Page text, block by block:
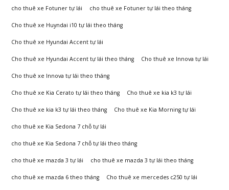
Phương
cho thuê xe Fotuner tự lái cho thuê xe Fotuner tự lái theo tháng
Cho thuê xe Huyndai i10 tự lái theo tháng
Cho thuê xe Hyundai Accent tự lái
Cho thuê xe Hyundai Accent tự lái theo tháng Cho thuê xe Innova tự lái
Cho thuê xe Innova tự lái theo tháng
Cho thuê xe Kia Cerato tự lái theo tháng Cho thuê xe kia k3 tự lái
Cho thuê xe kia k3 tự lái theo tháng Cho thuê xe Kia Morning tự lái
cho thuê xe Kia Sedona 7 chỗ tự lái
cho thuê xe Kia Sedona 7 chỗ tự lái theo tháng
cho thuê xe mazda 3 tự lái cho thuê xe mazda 3 tự lái theo tháng
cho thuê xe mazda 6 theo tháng Cho thuê xe mercedes c250 tự lái